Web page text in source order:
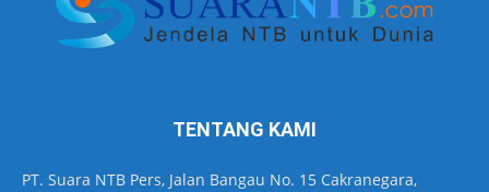
TENTANG KAMI
PT. Suara NTB Pers, Jalan Bangau No. 15 Cakranegara,